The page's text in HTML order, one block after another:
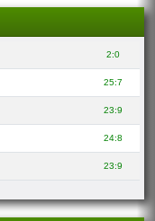
2:0
25:7
23:9
24:8
23:9